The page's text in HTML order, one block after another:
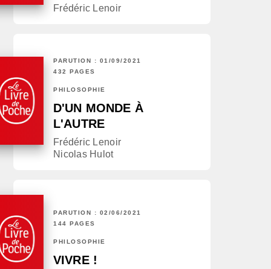
Frédéric Lenoir
PARUTION : 01/09/2021
432 PAGES
PHILOSOPHIE
D'UN MONDE À
L'AUTRE
Frédéric Lenoir
Nicolas Hulot
PARUTION : 02/06/2021
144 PAGES
PHILOSOPHIE
VIVRE !